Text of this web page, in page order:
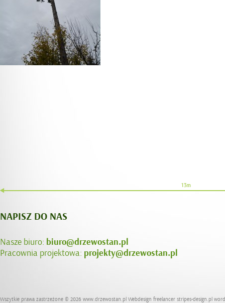
NAPISZ DO NAS
Nasze biuro: biuro@drzewostan.pl
Pracownia projektowa: projekty@drzewostan.pl
Wszytkie prawa zastrzeżone © 2026 www.drzewostan.pl Webdesign freelancer stripes-design.pl